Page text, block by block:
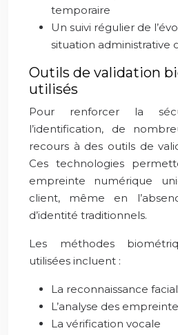
temporaire
Un suivi régulier de
situation administrative
Outils de validation
utilisés
Pour renforcer la
l’identification, de
recours à des outils de
Ces technologies
empreinte numérique
client, même en
d’identité traditionnels.
Les méthodes
utilisées incluent :
La reconnaissance
L’analyse des
La vérification vocale